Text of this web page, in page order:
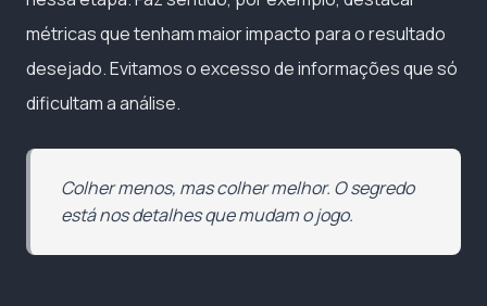
métricas que tenham maior impacto para o resultado
desejado. Evitamos o excesso de informações que só
dificultam a análise.
Colher menos, mas colher melhor. O segredo
está nos detalhes que mudam o jogo.